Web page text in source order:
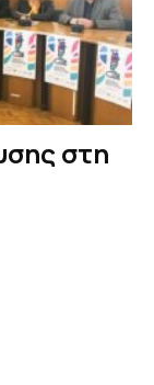
στη